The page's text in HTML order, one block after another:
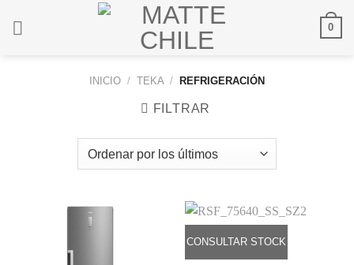
0
INICIO / TEKA / REFRIGERACIÓN
FILTRAR
CONSULTAR STOCK